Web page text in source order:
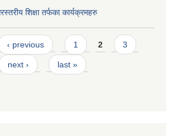
शिक्षा तर्फका कार्यक्रमहरु
‹ previous 1 2 3
next › last »